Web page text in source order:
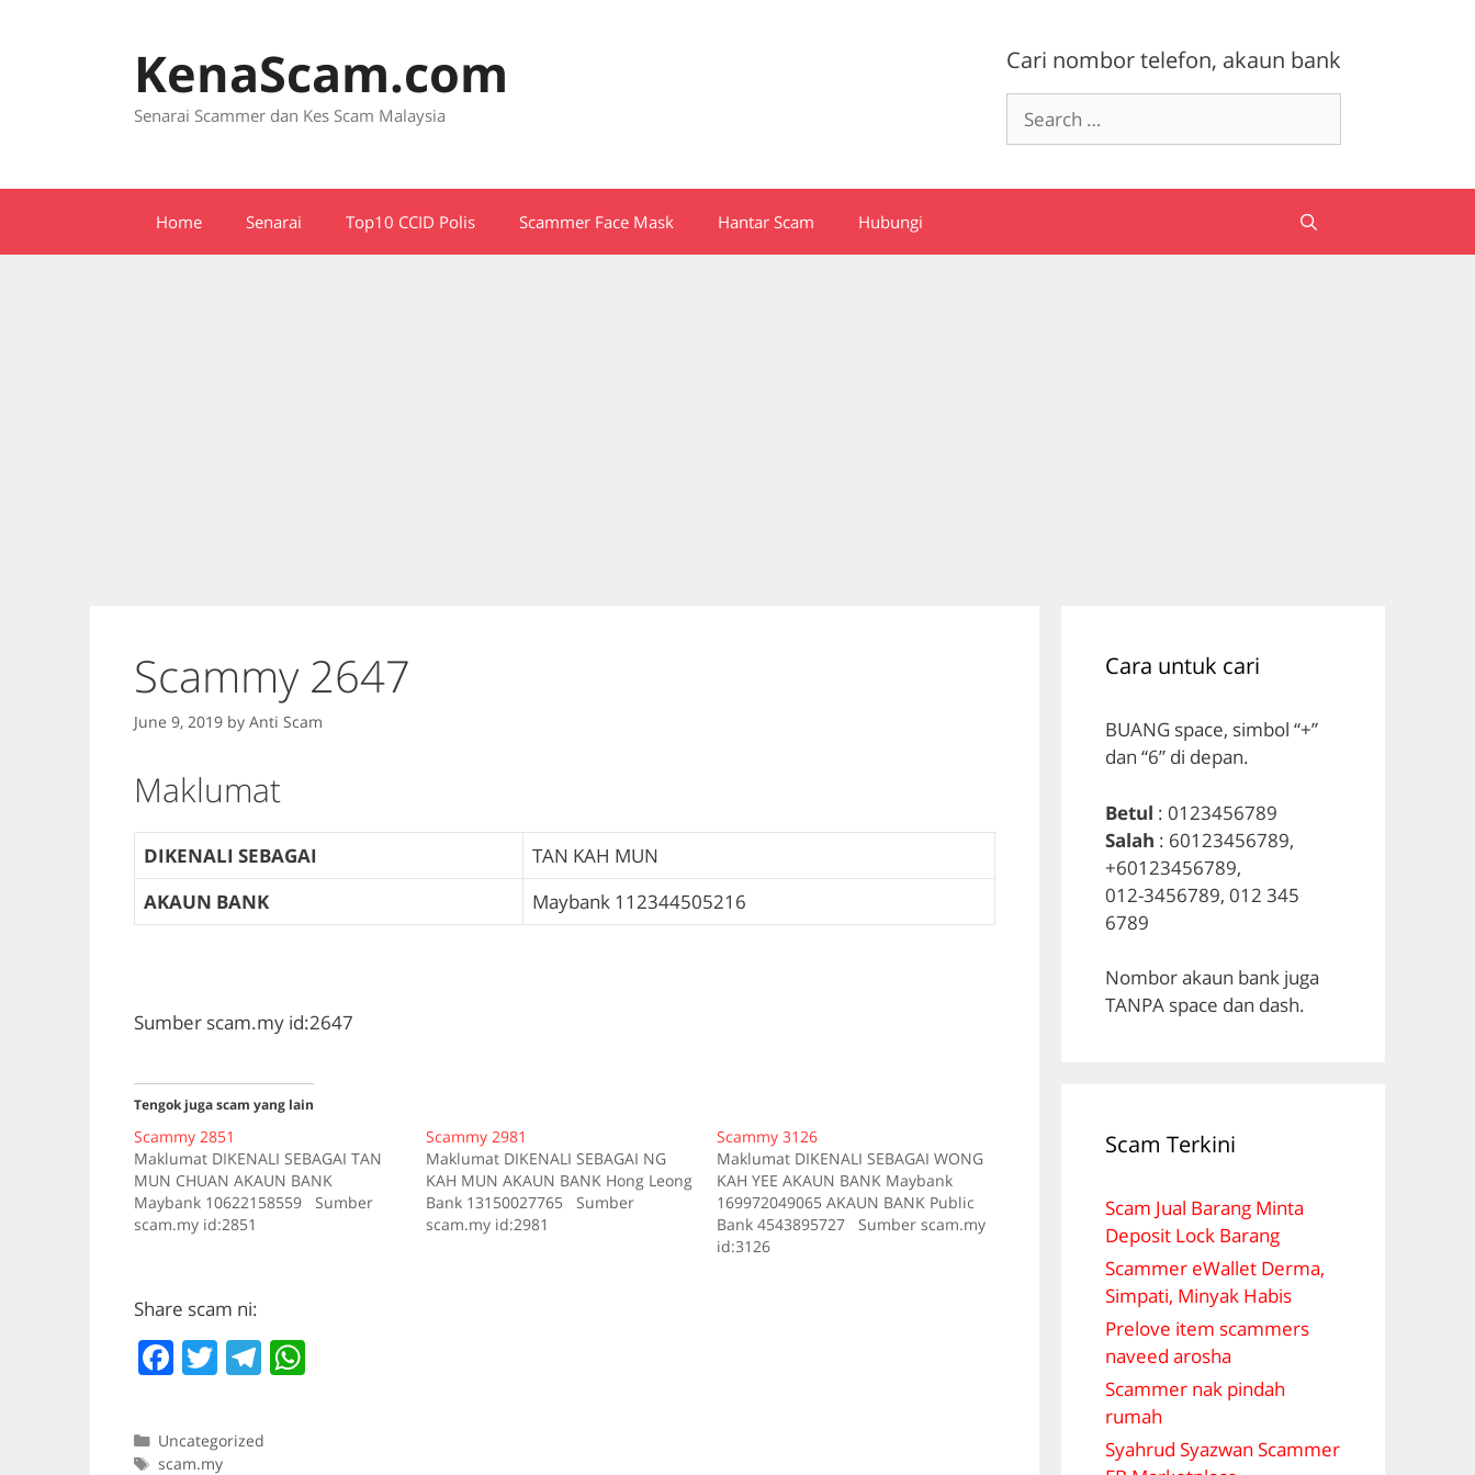
Cari nombor telefon, akaun bank
Search
for:
KenaScam.com
Senarai Scammer dan Kes Scam Malaysia
Home Senarai Top10 CCID Polis Scammer Face Mask Hantar Scam Hubungi
Scammy 2647
June 9, 2019 by Anti Scam
Maklumat
DIKENALI SEBAGAI
TAN KAH MUN
AKAUN BANK
Maybank 112344505216
Sumber scam.my id:2647
Tengok juga scam yang lain
Scammy 2851
Maklumat DIKENALI SEBAGAI TAN
MUN CHUAN AKAUN BANK
Maybank 10622158559 Sumber
scam.my id:2851
Scammy 2981
Maklumat DIKENALI SEBAGAI NG
KAH MUN AKAUN BANK Hong Leong
Bank 13150027765 Sumber
scam.my id:2981
Scammy 3126
Maklumat DIKENALI SEBAGAI WONG
KAH YEE AKAUN BANK Maybank
169972049065 AKAUN BANK Public
Bank 4543895727 Sumber scam.my
id:3126
Share scam ni:
F
c
e
T
itt
er
T
e
gr
Categories
Uncategorized
Tags
scam.my
Cara untuk cari
BUANG space, simbol “+”
dan “6” di depan.
Betul : 0123456789
Salah : 60123456789,
+60123456789,
012-3456789, 012 345
6789
Nombor akaun bank juga
TANPA space dan dash.
Scam Terkini
Scam Jual Barang Minta
Deposit Lock Barang
Scammer eWallet Derma,
Simpati, Minyak Habis
Prelove item scammers
naveed arosha
Scammer nak pindah
rumah
Syahrud Syazwan Scammer